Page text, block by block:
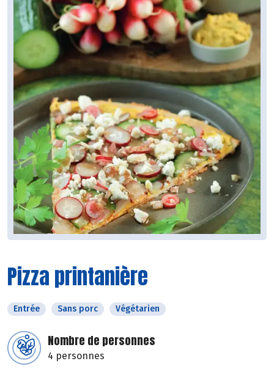
Pizza printanière
Entrée Sans porc Végétarien
Nombre de personnes
4 personnes